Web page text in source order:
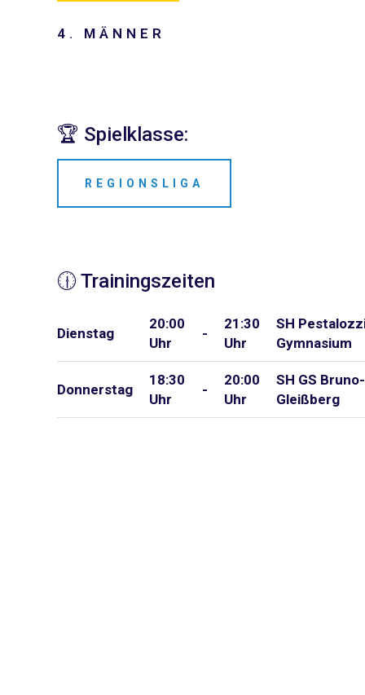
4. MÄNNER
🏆 Spielklasse:
REGIONSLIGA
🕧 Trainingszeiten
Dienstag
20:00
Uhr
-
21:30
Uhr
SH
Gymnasium
Donnerstag
18:30
Uhr
-
20:00
Uhr
SH GS Bruno-
Gleißberg